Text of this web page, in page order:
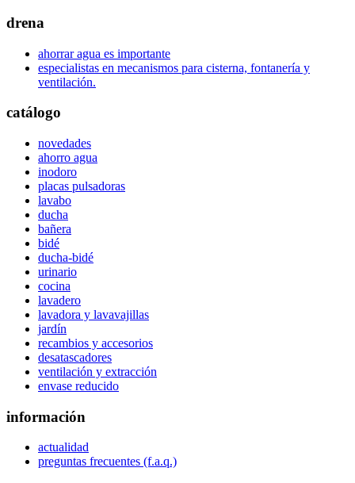
drena
ahorrar agua es importante
especialistas en mecanismos para cisterna, fontanería y
ventilación.
catálogo
novedades
ahorro agua
inodoro
placas pulsadoras
lavabo
ducha
bañera
bidé
ducha-bidé
urinario
cocina
lavadero
lavadora y lavavajillas
jardín
recambios y accesorios
desatascadores
ventilación y extracción
envase reducido
información
actualidad
preguntas frecuentes (f.a.q.)